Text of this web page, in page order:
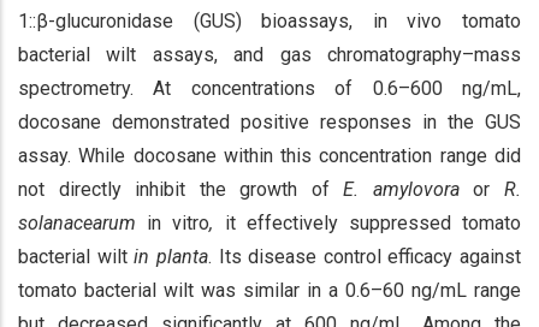
1::β-glucuronidase (GUS) bioassays, in vivo tomato
bacterial wilt assays, and gas chromatography–mass
spectrometry. At concentrations of 0.6–600 ng/mL,
docosane demonstrated positive responses in the GUS
assay. While docosane within this concentration range did
not directly inhibit the growth ofE. amylovoraorR.
solanacearum in vitro, it effectively suppressed tomato
bacterial wiltin planta. Its disease control efficacy against
tomato bacterial wilt was similar in a 0.6–60 ng/mL range